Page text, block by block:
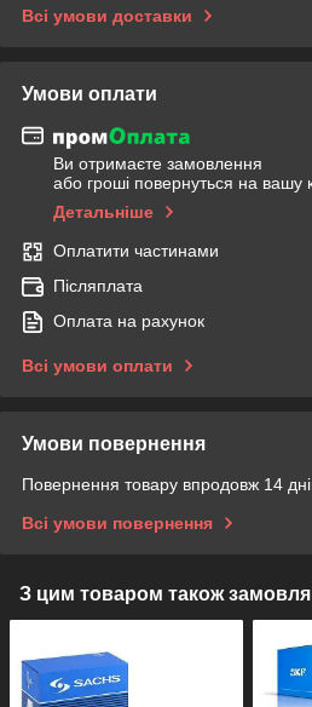
Всі умови доставки
Умови оплати
Ви отримаєте замовлення
або гроші повернуться на вашу
Детальніше
Оплатити частинами
Післяплата
Оплата на рахунок
Всі умови оплати
Умови повернення
Повернення товару впродовж 14
Всі умови повернення
З цим товаром також